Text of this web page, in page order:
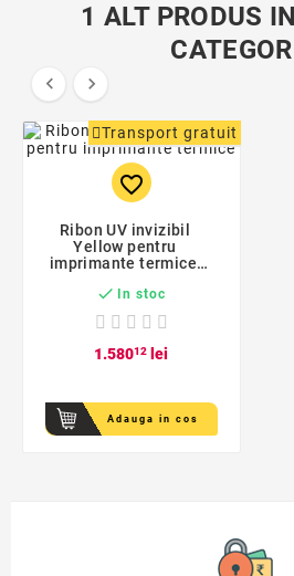
1 ALT PRODUS
 
Transport gratuit
favorite_border
Ribon UV invizibil
Yellow pentru
imprimante termice,
diametru 25 mm
 In stoc
1.58012 lei
Adauga in cos